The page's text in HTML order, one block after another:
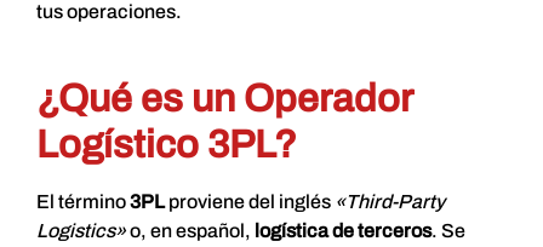
tus operaciones.
¿Qué es un Operador
Logístico 3PL?
El término3PLproviene del inglés «Third-Party
Logistics»o, en español, logística de terceros. Se